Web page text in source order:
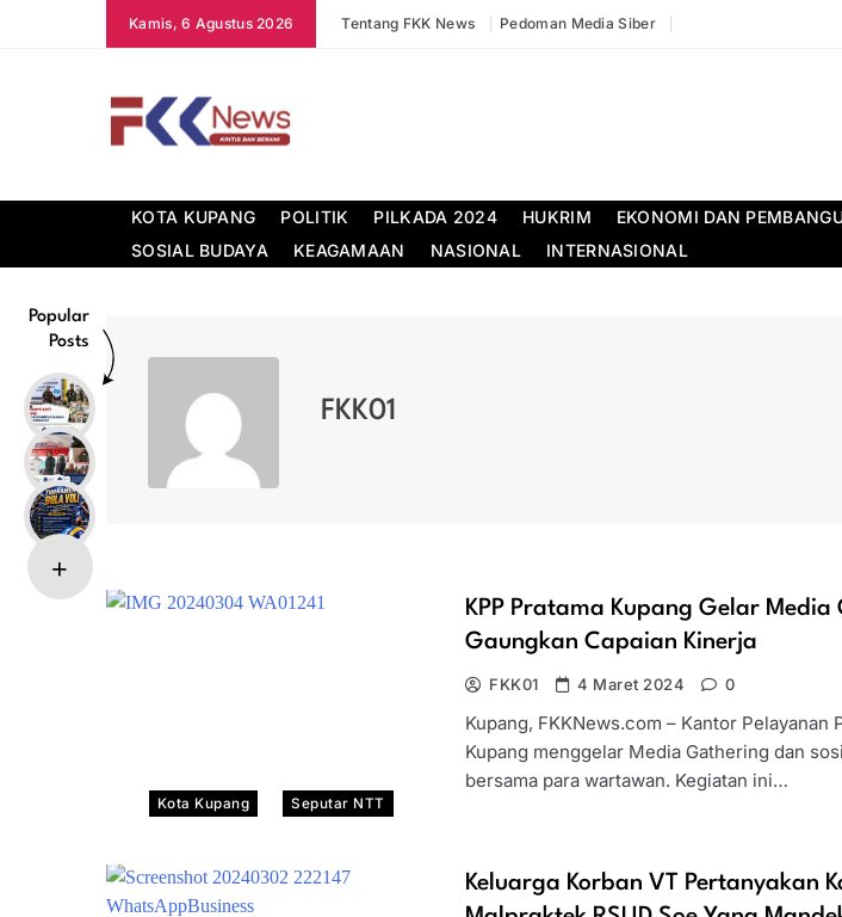
Kamis, 6 Agustus 2026 Tentang FKK News Pedoman Media Siber
KOTA KUPANG POLITIK PILKADA 2024 HUKRIM EKONOMI DAN
SOSIAL BUDAYA
KEAGAMAAN NASIONAL INTERNASIONAL
Popular
Posts
FKK01
Kota Kupang Seputar NTT
KPP Pratama Kupang Gelar
Gaungkan Capaian Kinerja
FKK01 4 Maret 2024 0
Kupang, FKKNews.com – Kantor Pelayanan
Kupang menggelar Media Gathering dan
bersama para wartawan. Kegiatan ini…
Keluarga Korban VT Pertanyakan